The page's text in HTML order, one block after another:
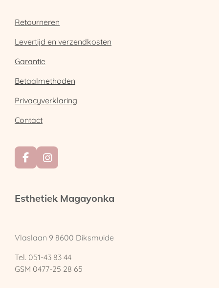
Retourneren
Levertijd en verzendkosten
Garantie
Betaalmethoden
Privacyverklaring
Contact
F
a
b
I
n
a
m
Esthetiek Magayonka
Vlaslaan 9 8600 Diksmuide
Tel. 051-43 83 44
GSM 0477-25 28 65